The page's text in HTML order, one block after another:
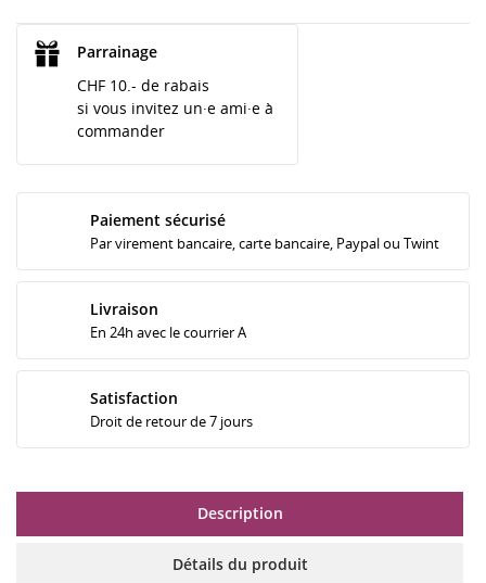
Parrainage
CHF 10.- de rabais
si vous invitez un·e ami·e à
commander
Paiement sécurisé
Par virement bancaire, carte bancaire, Paypal ou Twint
Livraison
En 24h avec le courrier A
Satisfaction
Droit de retour de 7 jours
Description
Détails du produit